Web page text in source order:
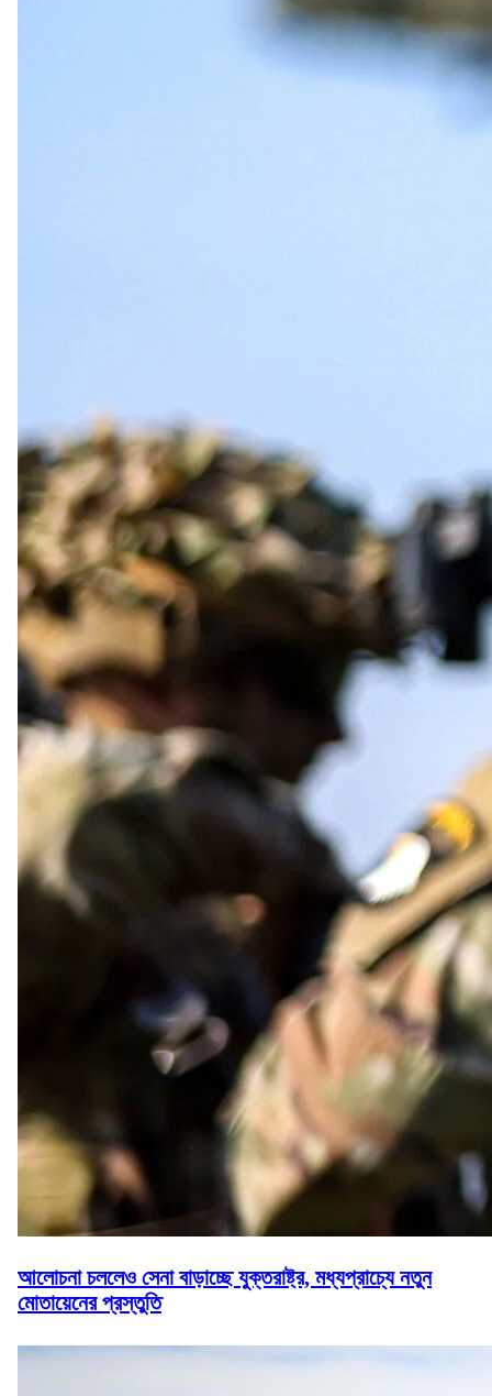
আলোচনা চললেও সেনা বাড়াচ্ছে যুক্তরাষ্ট্র, মধ্যপ্রাচ্যে নতুন
মোতায়েনের প্রস্তুতি